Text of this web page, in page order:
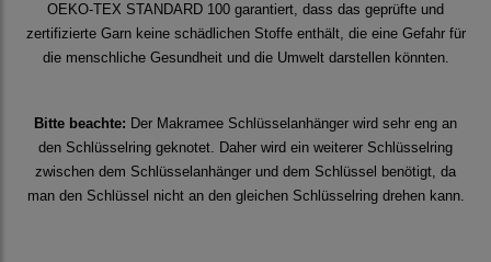
OEKO-TEX STANDARD 100 garantiert, dass das geprüfte und
zertifizierte Garn keine schädlichen Stoffe enthält, die eine Gefahr für
die menschliche Gesundheit und die Umwelt darstellen könnten.
Bitte beachte: Der Makramee Schlüsselanhänger wird sehr eng an
den Schlüsselring geknotet. Daher wird ein weiterer Schlüsselring
zwischen dem Schlüsselanhänger und dem Schlüssel benötigt, da
man den Schlüssel nicht an den gleichen Schlüsselring drehen kann.